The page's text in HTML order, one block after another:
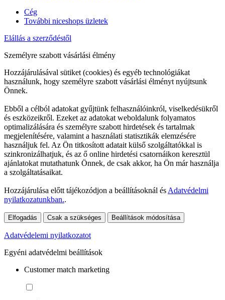
Cég
További niceshops üzletek
Elállás a szerződéstől
Személyre szabott vásárlási élmény
Hozzájárulásával sütiket (cookies) és egyéb technológiákat
használunk, hogy személyre szabott vásárlási élményt nyújtsunk
Önnek.
Ebből a célból adatokat gyűjtünk felhasználóinkról, viselkedésükről
és eszközeikről. Ezeket az adatokat weboldalunk folyamatos
optimalizálására és személyre szabott hirdetések és tartalmak
megjelenítésére, valamint a használati statisztikák elemzésére
használjuk fel. Az Ön titkosított adatait külső szolgáltatókkal is
szinkronizálhatjuk, és az ő online hirdetési csatornáikon keresztül
ajánlatokat mutathatunk Önnek, de csak akkor, ha Ön már használja
a szolgáltatásaikat.
Hozzájárulása előtt tájékozódjon a beállításoknál és Adatvédelmi
nyilatkozatunkban..
Elfogadás Csak a szükséges Beállítások módosítása
Adatvédelemi nyilatkozatot
Egyéni adatvédelmi beállítások
Customer match marketing